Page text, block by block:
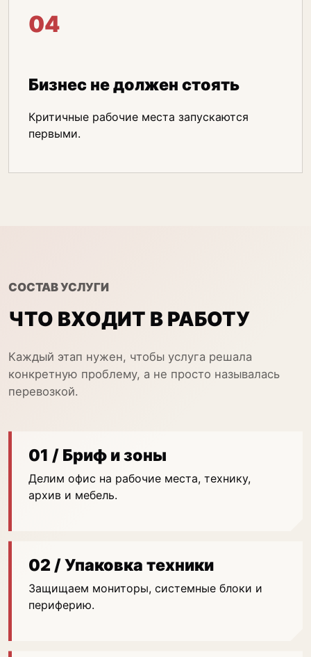
04
Бизнес не должен стоять
Критичные рабочие места запускаются
первыми.
СОСТАВ УСЛУГИ
ЧТО ВХОДИТ В РАБОТУ
Каждый этап нужен, чтобы услуга решала
конкретную проблему, а не просто называлась
перевозкой.
01 / Бриф и зоны
Делим офис на рабочие места, технику,
архив и мебель.
02 / Упаковка техники
Защищаем мониторы, системные блоки и
периферию.